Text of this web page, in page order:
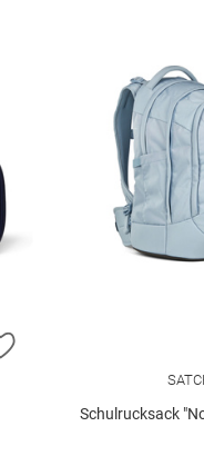
ZUR WUNSCHLISTE
Schulrucksack